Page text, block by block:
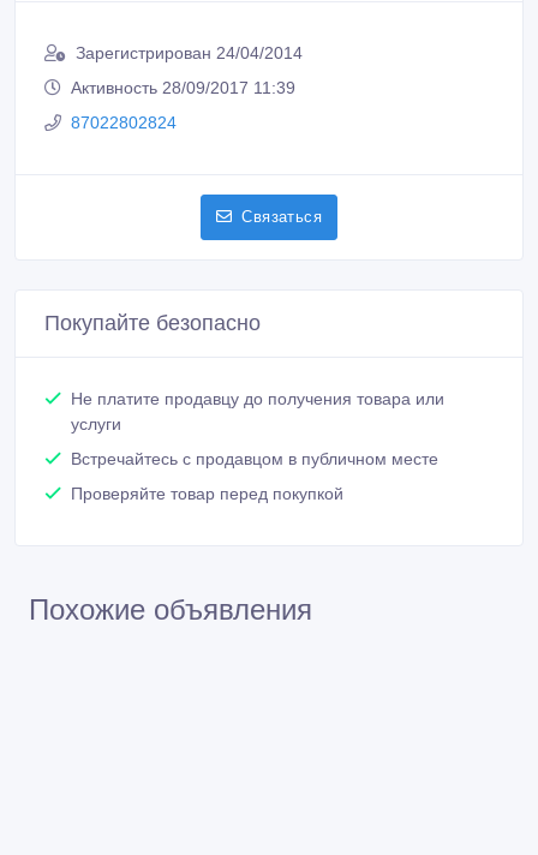
Зарегистрирован 24/04/2014
Активность 28/09/2017 11:39
87022802824
Связаться
Покупайте безопасно
Не платите продавцу до получения товара или
услуги
Встречайтесь с продавцом в публичном месте
Проверяйте товар перед покупкой
Похожие объявления